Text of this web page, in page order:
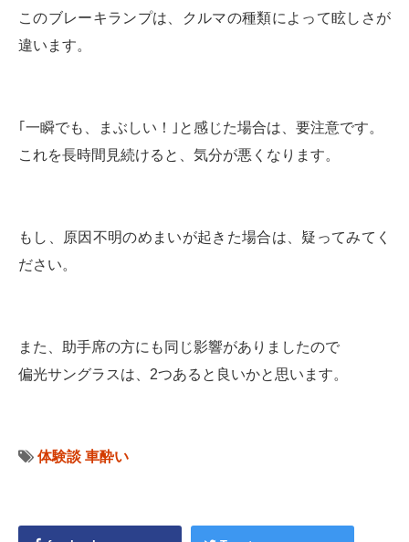
このブレーキランプは、クルマの種類によって眩しさが
違います。
｢一瞬でも、まぶしい！｣と感じた場合は、要注意です。
これを長時間見続けると、気分が悪くなります。
もし、原因不明のめまいが起きた場合は、疑ってみてく
ださい。
また、助手席の方にも同じ影響がありましたので
偏光サングラスは、2つあると良いかと思います。
体験談 車酔い